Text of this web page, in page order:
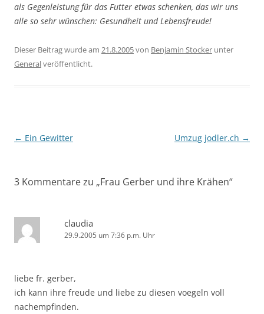
als Gegenleistung für das Futter etwas schenken, das wir uns
alle so sehr wünschen: Gesundheit und Lebensfreude!
Dieser Beitrag wurde am 21.8.2005von Benjamin Stocker unter
Generalveröffentlicht.
Beitragsnavigation
← Ein Gewitter Umzug jodler.ch →
3 Kommentare zu „Frau Gerber und ihre Krähen“
claudia
29.9.2005 um 7:36 p.m. Uhr
liebe fr. gerber,
ich kann ihre freude und liebe zu diesen voegeln voll
nachempfinden.